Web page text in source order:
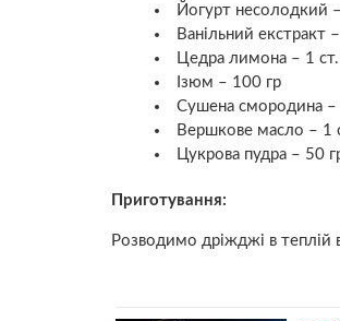
Йогурт несолодкий
Ванільний екстракт
Цедра лимона – 1
Ізюм – 100 гр
Сушена смородина –
Вершкове масло – 1
Цукрова пудра – 50
Приготування:
Розводимо дріжджі в теплій